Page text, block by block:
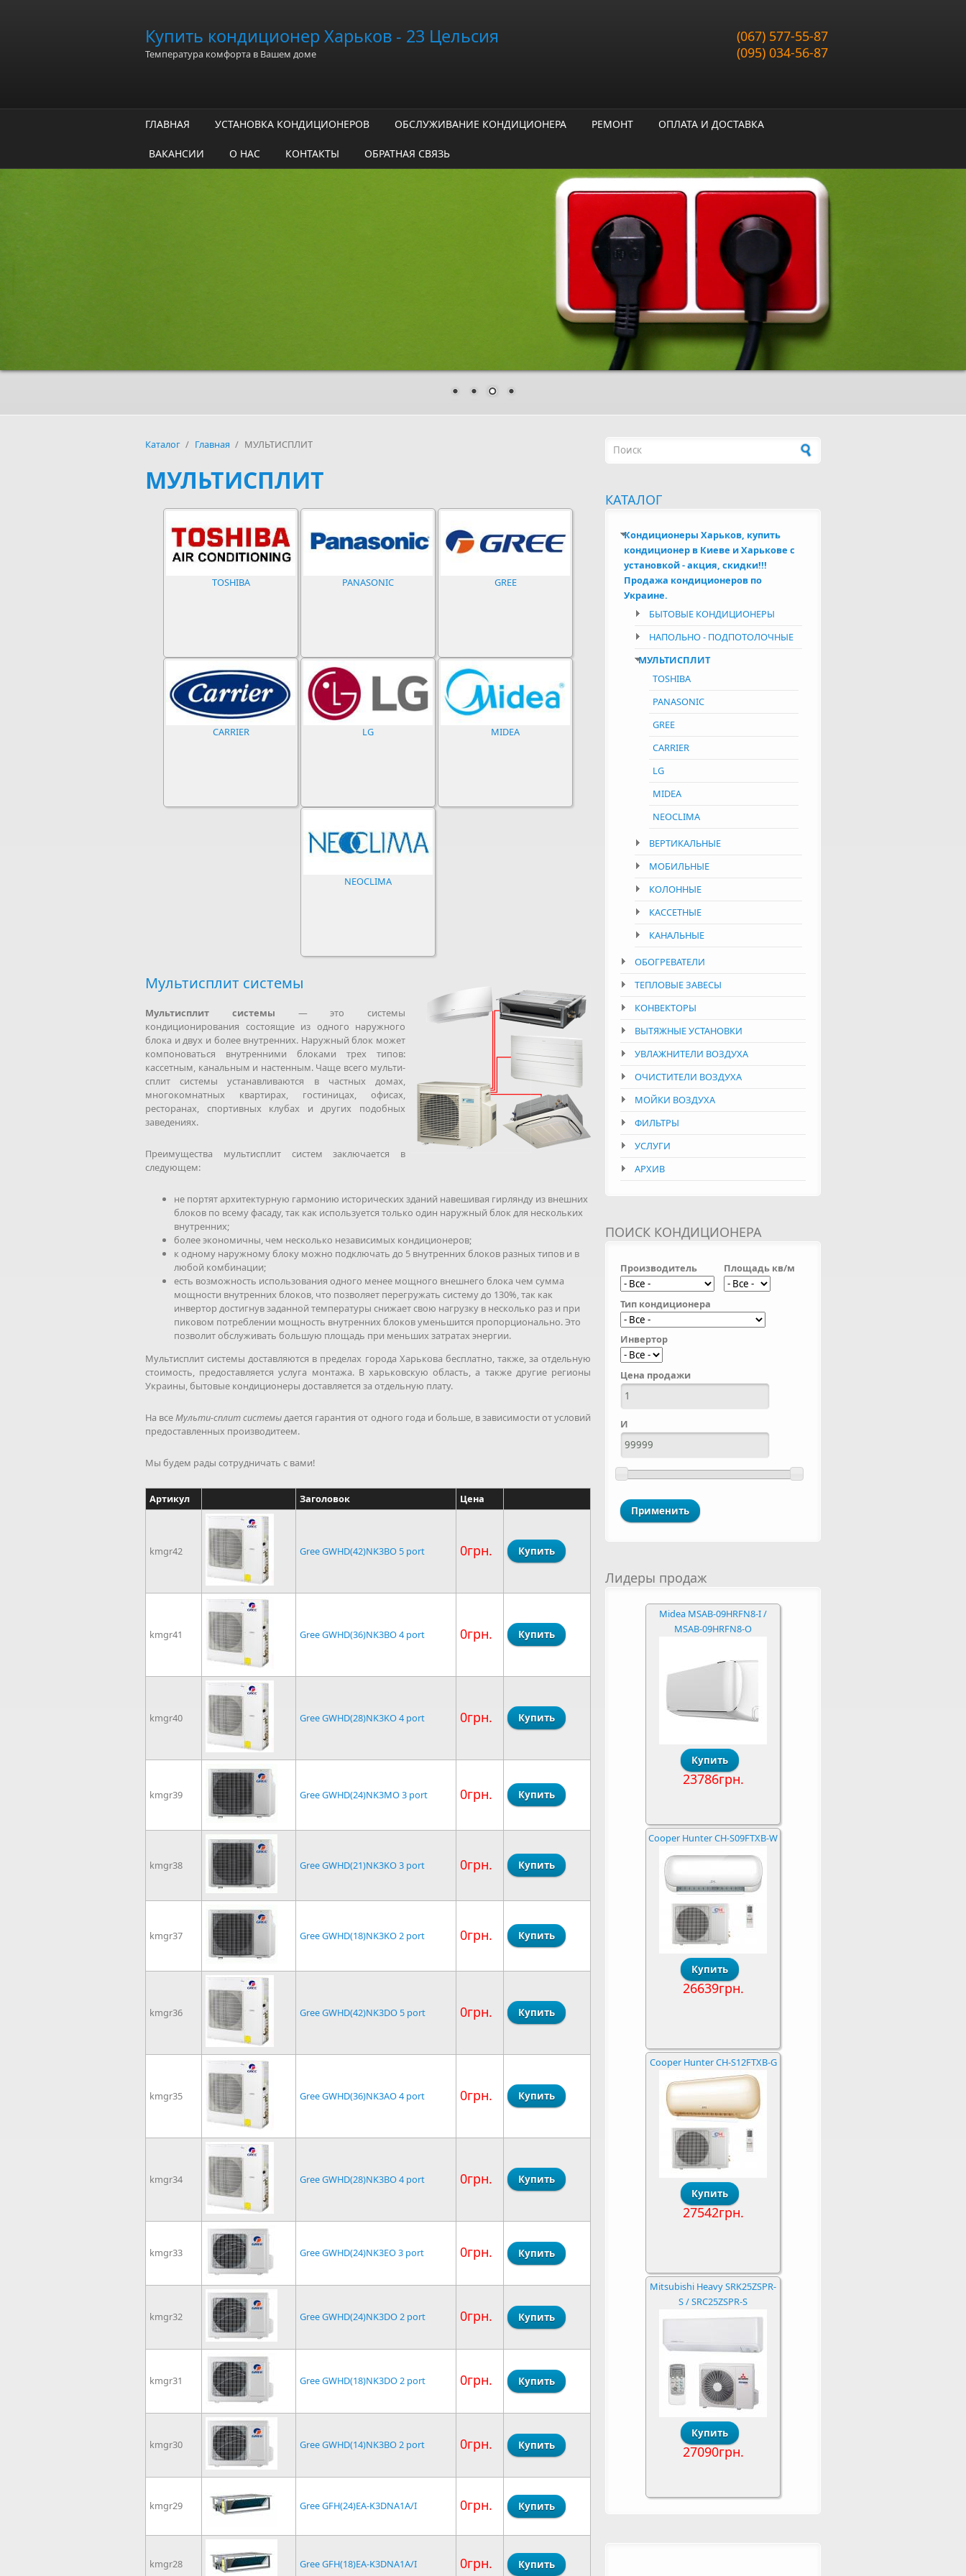
Купить кондиционер Харьков - 23 Цельсия
Температура комфорта в Вашем доме
(067) 577-55-87
(095) 034-56-87
ГЛАВНАЯ УСТАНОВКА КОНДИЦИОНЕРОВ ОБСЛУЖИВАНИЕ КОНДИЦИОНЕРА РЕМОНТ ОПЛАТА И ДОСТАВКА
ВАКАНСИИ О НАС КОНТАКТЫ ОБРАТНАЯ СВЯЗЬ
Каталог / Главная / МУЛЬТИСПЛИТ
МУЛЬТИСПЛИТ
TOSHIBA PANASONIC GREE
CARRIER LG MIDEA
NEOCLIMA
Мультисплит системы
Мультисплит системы — это системы
кондиционирования состоящие из одного наружного
блока и двух и более внутренних. Наружный блок может
компоноваться внутренними блоками трех типов:
кассетным, канальным и настенным. Чаще всего мульти-
сплит системы устанавливаются в частных домах,
многокомнатных квартирах, гостиницах, офисах,
ресторанах, спортивных клубах и других подобных
заведениях.
Преимущества мультисплит систем заключается в
следующем:
не портят архитектурную гармонию исторических зданий навешивая гирлянду из внешних
блоков по всему фасаду, так как используется только один наружный блок для нескольких
внутренних;
более экономичны, чем несколько независимых кондиционеров;
к одному наружному блоку можно подключать до 5 внутренних блоков разных типов и в
любой комбинации;
есть возможность использования одного менее мощного внешнего блока чем сумма
мощности внутренних блоков, что позволяет перегружать систему до 130%, так как
инвертор достигнув заданной температуры снижает свою нагрузку в несколько раз и при
пиковом потреблении мощность внутренних блоков уменьшится пропорционально. Это
позволит обслуживать большую площадь при меньших затратах энергии.
Мультисплит системы доставляются в пределах города Харькова бесплатно, также, за отдельную
стоимость, предоставляется услуга монтажа. В харьковскую область, а также другие регионы
Украины, бытовые кондиционеры доставляется за отдельную плату.
На всеМульти-сплит системыдается гарантия от одного года и больше, в зависимости от условий
предоставленных производитеем.
Мы будем рады сотрудничать с вами!
Артикул Заголовок Цена
kmgr42 Gree GWHD(42)NK3BO 5 port 0грн.
kmgr41 Gree GWHD(36)NK3BO 4 port 0грн.
kmgr40 Gree GWHD(28)NK3KO 4 port 0грн.
kmgr39 Gree GWHD(24)NK3MO 3 port 0грн.
kmgr38 Gree GWHD(21)NK3KO 3 port 0грн.
kmgr37 Gree GWHD(18)NK3KO 2 port 0грн.
kmgr36 Gree GWHD(42)NK3DO 5 port 0грн.
kmgr35 Gree GWHD(36)NK3AO 4 port 0грн.
kmgr34 Gree GWHD(28)NK3BO 4 port 0грн.
kmgr33 Gree GWHD(24)NK3EO 3 port 0грн.
kmgr32 Gree GWHD(24)NK3DO 2 port 0грн.
kmgr31 Gree GWHD(18)NK3DO 2 port 0грн.
kmgr30 Gree GWHD(14)NK3BO 2 port 0грн.
kmgr29 Gree GFH(24)EA-K3DNA1A/I 0грн.
kmgr28 Gree GFH(18)EA-K3DNA1A/I 0грн.
Форма поиска
КАТАЛОГ
Кондиционеры Харьков, купить
кондиционер в Киеве и Харькове с
установкой - акция, скидки!!!
Продажа кондиционеров по
Украине.
БЫТОВЫЕ КОНДИЦИОНЕРЫ
НАПОЛЬНО - ПОДПОТОЛОЧНЫЕ
МУЛЬТИСПЛИТ
TOSHIBA
PANASONIC
GREE
CARRIER
LG
MIDEA
NEOCLIMA
ВЕРТИКАЛЬНЫЕ
МОБИЛЬНЫЕ
КОЛОННЫЕ
КАССЕТНЫЕ
КАНАЛЬНЫЕ
ОБОГРЕВАТЕЛИ
ТЕПЛОВЫЕ ЗАВЕСЫ
КОНВЕКТОРЫ
ВЫТЯЖНЫЕ УСТАНОВКИ
УВЛАЖНИТЕЛИ ВОЗДУХА
ОЧИСТИТЕЛИ ВОЗДУХА
МОЙКИ ВОЗДУХА
ФИЛЬТРЫ
УСЛУГИ
АРХИВ
ПОИСК КОНДИЦИОНЕРА
Производитель Площадь кв/м
Тип кондиционера
Инвертор
Цена продажи
И
Лидеры продаж
Midea MSAB-09HRFN8-I /
MSAB-09HRFN8-O
23786грн.
Cooper Hunter CH-S09FTXB-W
26639грн.
Cooper Hunter CH-S12FTXB-G
27542грн.
Mitsubishi Heavy SRK25ZSPR-
S / SRC25ZSPR-S
27090грн.